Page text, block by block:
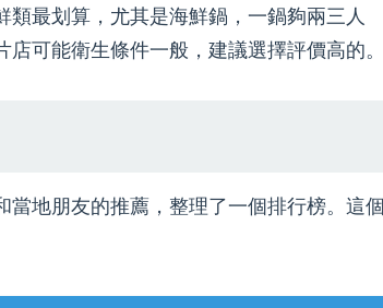
最划算，尤其是海鮮鍋，一鍋夠兩三人
可能衛生條件一般，建議選擇評價高的。
地朋友的推薦，整理了一個排行榜。這個